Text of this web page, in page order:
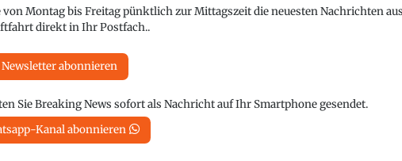
Montag bis Freitag pünktlich zur Mittagszeit die neuesten Nachrichten
direkt in Ihr Postfach..
Newsletter abonnieren
Sie Breaking News sofort als Nachricht auf Ihr Smartphone gesendet.
Kanal abonnieren